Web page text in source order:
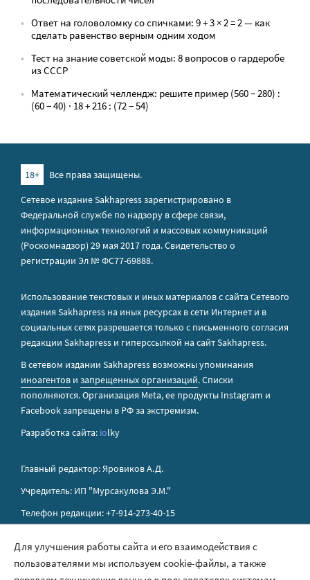
Ответ на головоломку со спичками: 9 + 3 × 2 = 2 — как
сделать равенство верным одним ходом
Тест на знание советской моды: 8 вопросов о гардеробе
из СССР
Математический челлендж: решите пример (560 − 280) :
(60 − 40) · 18 + 216 : (72 − 54)
18+
Все права защищены.
Сетевое издание Sakhapress зарегистрировано в
Федеральной службе по надзору в сфере связи,
информационных технологий и массовых коммуникаций
(Роскомнадзор) 29 мая 2017 года. Свидетельство о
регистрации Эл № ФС77-69888.
Использование текстовых и иных материалов с сайта Сетевого
издания Sakhapress на иных ресурсах в сети Интернет и в
социальных сетях разрешается только с письменного согласия
редакции Sakhapress и гиперссылкой на сайт Sakhapress.
В сетевом издании Sakhapress возможны упоминания
иноагентов и запрещенных организаций. Списки
пополняются. Организация Metа, ее продукты Instagram и
Facebook запрещены в РФ за экстремизм.
Разработка сайта: iolky
Главный редактор: Яровиков А.Д.
Учредитель: ИП "Мурсакулова Э.М."
Телефон редакции: +7-914-273-40-15
Для улучшения работы сайта и его взаимодействия с
пользователями мы используем cookie-файлы, а также